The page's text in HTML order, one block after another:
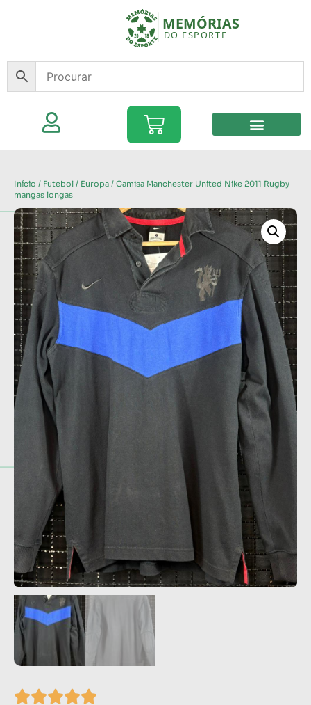
Início / Futebol / Europa / Camisa Manchester United Nike 2011 Rugby
mangas longas